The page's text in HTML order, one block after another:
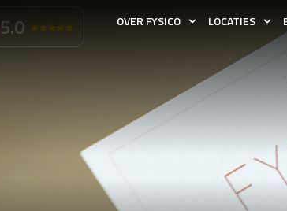
5.0 OVER FYSICO LOCATIES